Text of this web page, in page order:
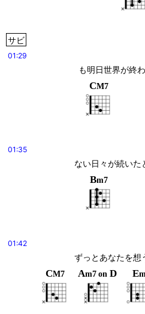
サビ
01:29
も明日世界が終
CM7
01:35
ない日々が続いた
Bm7
01:42
ずっとあなたを想
CM7 Am7 on D E